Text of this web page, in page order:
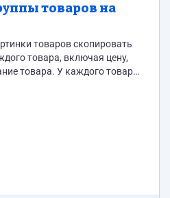
товаров на
товаров скопировать
товара, включая цену,
товара. У каждого товара